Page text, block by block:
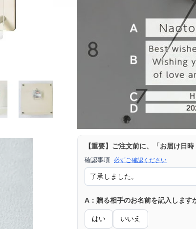
【重要】ご注文前に、「お届け日
確認事項 必ずご確認ください
A：贈る相手のお名前を記入します
はい いいえ